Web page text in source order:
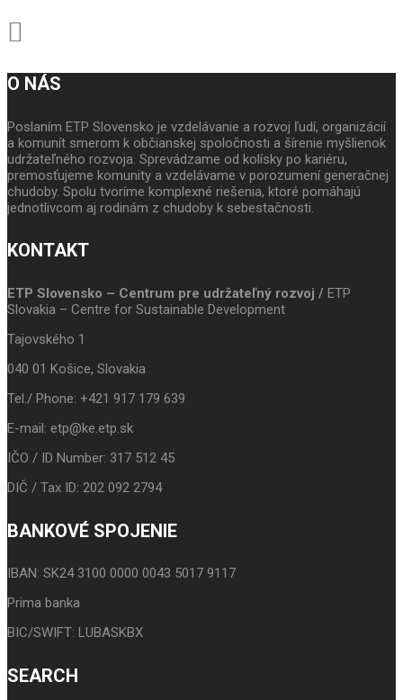
O NÁS
Poslaním ETP Slovensko je vzdelávanie a rozvoj ľudí, organizácií
a komunít smerom k občianskej spoločnosti a šírenie myšlienok
udržateľného rozvoja. Sprevádzame od kolísky po kariéru,
premosťujeme komunity a vzdelávame v porozumení generačnej
chudoby. Spolu tvoríme komplexné riešenia, ktoré pomáhajú
jednotlivcom aj rodinám z chudoby k sebestačnosti.
KONTAKT
ETP Slovensko – Centrum pre udržateľný rozvoj / ETP
Slovakia – Centre for Sustainable Development
Tajovského 1
040 01 Košice, Slovakia
Tel./ Phone: +421 917 179 639
E-mail: etp@ke.etp.sk
IČO / ID Number: 317 512 45
DIČ / Tax ID: 202 092 2794
BANKOVÉ SPOJENIE
IBAN: SK24 3100 0000 0043 5017 9117
Prima banka
BIC/SWIFT: LUBASKBX
SEARCH